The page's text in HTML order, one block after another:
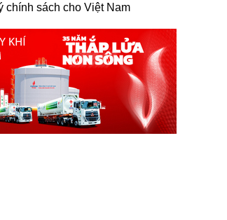
chính sách cho Việt Nam